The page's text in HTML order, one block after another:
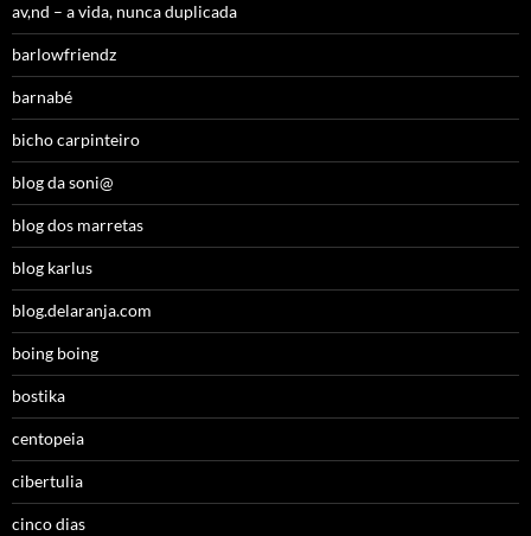
av,nd – a vida, nunca duplicada
barlowfriendz
barnabé
bicho carpinteiro
blog da soni@
blog dos marretas
blog karlus
blog.delaranja.com
boing boing
bostika
centopeia
cibertulia
cinco dias